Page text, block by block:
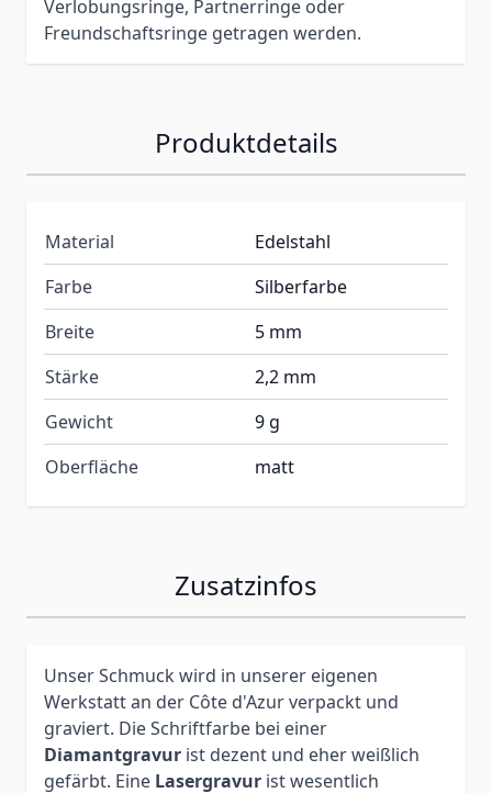
Verlobungsringe, Partnerringe oder
Freundschaftsringe getragen werden.
Produktdetails
Material
Edelstahl
Farbe
Silberfarbe
Breite
5 mm
Stärke
2,2 mm
Gewicht
9 g
Oberfläche
matt
Zusatzinfos
Unser Schmuck wird in unserer eigenen
Werkstatt an der Côte d'Azur verpackt und
graviert. Die Schriftfarbe bei einer
Diamantgravur ist dezent und eher weißlich
gefärbt. Eine Lasergravur ist wesentlich